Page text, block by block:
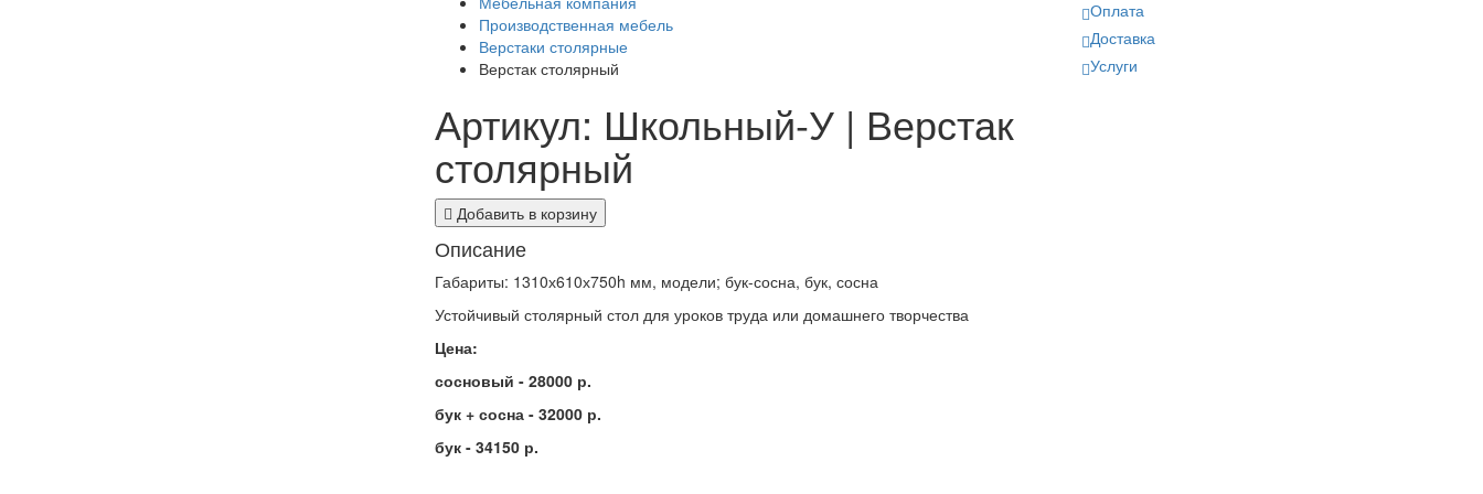
Производственная мебель
Верстаки столярные
Верстак столярный
Артикул: Школьный-У | Верстак
столярный
Добавить в корзину
Описание
Габариты: 1310х610х750h мм, модели; бук-сосна, бук, сосна
Устойчивый столярный стол для уроков труда или домашнего творчества
Цена:
сосновый - 28000 р.
бук + сосна - 32000 р.
бук - 34150 р.
Оплата
Доставка
Услуги